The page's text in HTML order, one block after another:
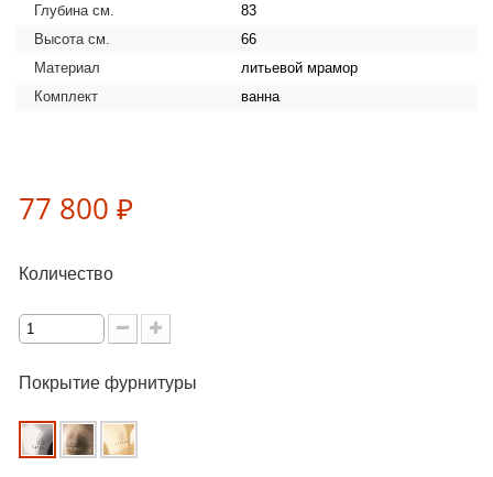
Глубина см.
83
Высота см.
66
Материал
литьевой мрамор
Комплект
ванна
77 800 ₽
Количество
Покрытие фурнитуры